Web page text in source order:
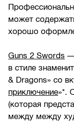
может
хорошо
Guns 2 Swords —
в стиле
& Dragons» со
приключение»*.
(которая
между между